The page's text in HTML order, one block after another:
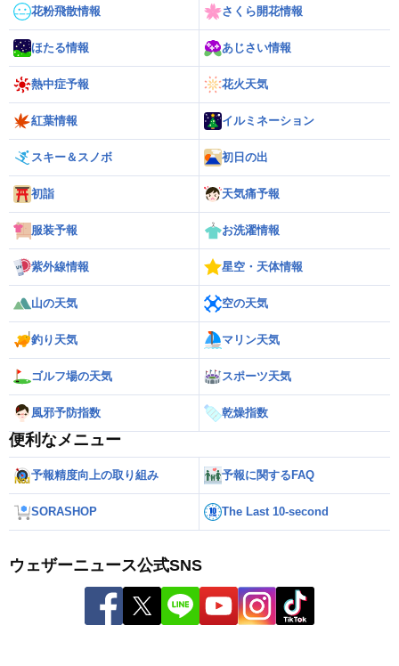
花粉飛散情報 さくら開花情報
ほたる情報 あじさい情報
熱中症予報 花火天気
紅葉情報 イルミネーション
スキー＆スノボ 初日の出
初詣 天気痛予報
服装予報 お洗濯情報
紫外線情報 星空・天体情報
山の天気 空の天気
釣り天気 マリン天気
ゴルフ場の天気 スポーツ天気
風邪予防指数 乾燥指数
便利なメニュー
予報精度向上の取り組み 予報に関するFAQ
SORASHOP The Last 10-second
ウェザーニュース公式SNS